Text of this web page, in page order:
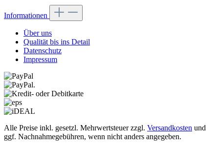
Informationen
Über uns
Qualität bis ins Detail
Datenschutz
Impressum
Alle Preise inkl. gesetzl. Mehrwertsteuer zzgl. Versandkosten und
ggf. Nachnahmegebühren, wenn nicht anders angegeben.